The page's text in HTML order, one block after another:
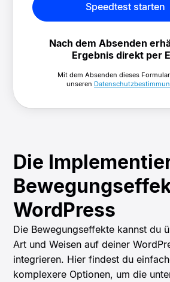
Speedtest starten
Nach dem Absenden
Ergebnis direkt per
Mit dem Absenden dieses
unseren
Die
WordPress
Die Bewegungseffekte kannst du
Art und Weisen auf deiner
integrieren. Hier findest du
komplexere Optionen, um die